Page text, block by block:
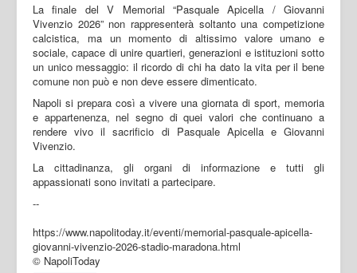
La finale del V Memorial “Pasquale Apicella / Giovanni
Vivenzio 2026” non rappresenterà soltanto una competizione
calcistica, ma un momento di altissimo valore umano e
sociale, capace di unire quartieri, generazioni e istituzioni sotto
un unico messaggio: il ricordo di chi ha dato la vita per il bene
comune non può e non deve essere dimenticato.
Napoli si prepara così a vivere una giornata di sport, memoria
e appartenenza, nel segno di quei valori che continuano a
rendere vivo il sacrificio di Pasquale Apicella e Giovanni
Vivenzio.
La cittadinanza, gli organi di informazione e tutti gli
appassionati sono invitati a partecipare.
--
https://www.napolitoday.it/eventi/memorial-pasquale-apicella-
giovanni-vivenzio-2026-stadio-maradona.html
© NapoliToday